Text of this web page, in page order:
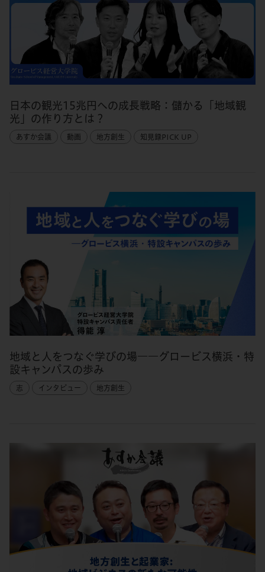
日本の観光15兆円への成長戦略：儲かる「地域観
光」の作り方とは？
あすか会議 動画 地方創生 知見録PICK UP
地域と人をつなぐ学びの場――グロービス横浜・特
設キャンパスの歩み
志 インタビュー 地方創生